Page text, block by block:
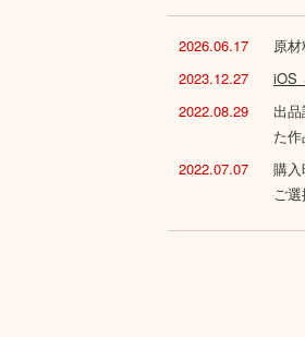
2026.06.17
原
2023.12.27
iOS
2022.08.29
出
た
2022.07.07
購
ご